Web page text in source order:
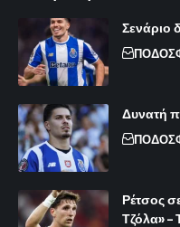
Σενάριο
Δυνατή
Ρέτσος
Τζόλα» –